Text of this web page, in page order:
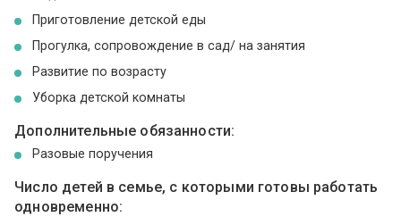
Приготовление детской еды
Прогулка, сопровождение в сад/ на занятия
Развитие по возрасту
Уборка детской комнаты
Дополнительные обязанности:
Разовые поручения
Число детей в семье, с которыми готовы работать
одновременно: